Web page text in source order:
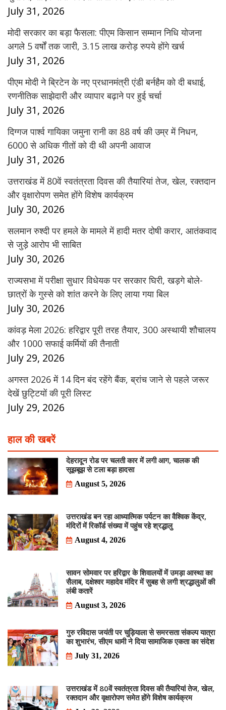
July 31, 2026
मोदी सरकार का बड़ा फैसला: पीएम किसान सम्मान निधि योजना
अगले 5 वर्षों तक जारी, 3.15 लाख करोड़ रुपये होंगे खर्च
July 31, 2026
पीएम मोदी ने ब्रिटेन के नए प्रधानमंत्री एंडी बर्नहैम को दी बधाई,
रणनीतिक साझेदारी और व्यापार बढ़ाने पर हुई चर्चा
July 31, 2026
दिग्गज पार्श्व गायिका जमुना रानी का 88 वर्ष की उम्र में निधन,
6000 से अधिक गीतों को दी थी अपनी आवाज
July 31, 2026
उत्तराखंड में 80वें स्वतंत्रता दिवस की तैयारियां तेज, खेल, रक्तदान
और वृक्षारोपण समेत होंगे विशेष कार्यक्रम
July 30, 2026
सलमान रुश्दी पर हमले के मामले में हादी मतर दोषी करार, आतंकवाद
से जुड़े आरोप भी साबित
July 30, 2026
राज्यसभा में परीक्षा सुधार विधेयक पर सरकार घिरी, खड़गे बोले-
छात्रों के गुस्से को शांत करने के लिए लाया गया बिल
July 30, 2026
कांवड़ मेला 2026: हरिद्वार पूरी तरह तैयार, 300 अस्थायी शौचालय
और 1000 सफाई कर्मियों की तैनाती
July 29, 2026
अगस्त 2026 में 14 दिन बंद रहेंगे बैंक, ब्रांच जाने से पहले जरूर
देखें छुट्टियों की पूरी लिस्ट
July 29, 2026
हाल की खबरें
देहरादून रोड पर चलती कार में लगी आग, चालक की
सूझबूझ से टला बड़ा हादसा
August 5, 2026
उत्तराखंड बन रहा आध्यात्मिक पर्यटन का वैश्विक केंद्र,
मंदिरों में रिकॉर्ड संख्या में पहुंच रहे श्रद्धालु
August 4, 2026
सावन सोमवार पर हरिद्वार के शिवालयों में उमड़ा आस्था का
सैलाब, दक्षेश्वर महादेव मंदिर में सुबह से लगी श्रद्धालुओं की
लंबी कतारें
August 3, 2026
गुरु रविदास जयंती पर चुड़ियाला से समरसता संकल्प यात्रा
का शुभारंभ, सीएम धामी ने दिया सामाजिक एकता का संदेश
July 31, 2026
उत्तराखंड में 80वें स्वतंत्रता दिवस की तैयारियां तेज, खेल,
रक्तदान और वृक्षारोपण समेत होंगे विशेष कार्यक्रम